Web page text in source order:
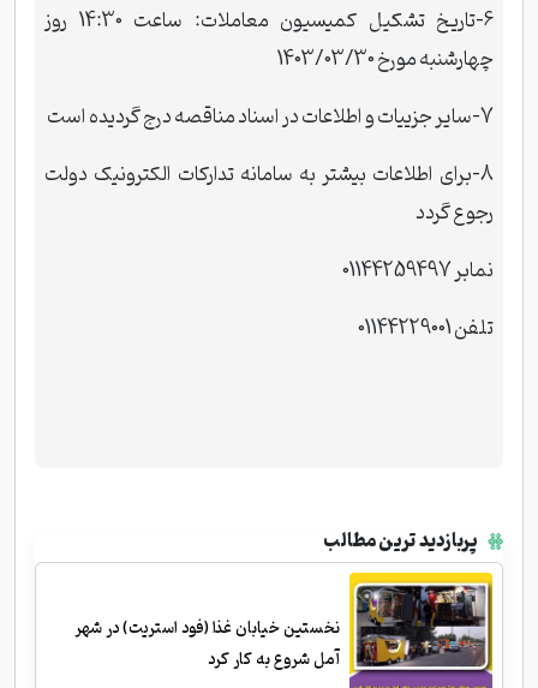
6-تاریخ تشکیل کمیسیون معاملات: ساعت 14:30 روز
چهارشنبه مورخ 1403/03/30
7-سایر جزییات و اطلاعات در اسناد مناقصه درج گردیده است
8-برای اطلاعات بیشتر به سامانه
تدارکات الکترونیک دولت
رجوع گردد
نمابر 01144259497
تلفن 01144229001
پربازدید ترین مطالب
نخستین خیابان غذا (فود استریت) در شهر
آمل شروع به کار کرد